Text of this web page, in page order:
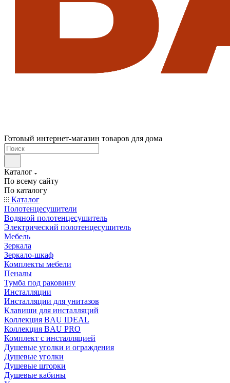
Готовый интернет-магазин товаров для дома
Каталог
По всему сайту
По каталогу
Каталог
Полотенцесушители
Водяной полотенцесушитель
Электрический полотенцесушитель
Мебель
Зеркала
Зеркало-шкаф
Комплекты мебели
Пеналы
Тумба под раковину
Инсталляции
Инсталляции для унитазов
Клавиши для инсталляций
Коллекция BAU IDEAL
Коллекция BAU PRO
Комплект с инсталляцией
Душевые уголки и ограждения
Душевые уголки
Душевые шторки
Душевые кабины